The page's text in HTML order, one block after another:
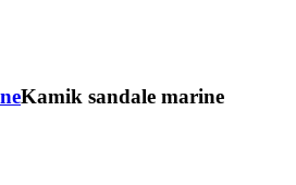
Kamik sandale marine